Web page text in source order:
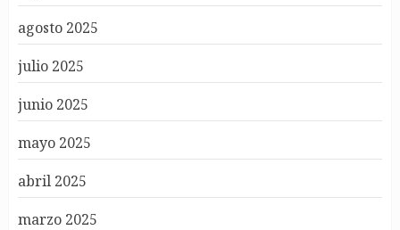
agosto 2025
julio 2025
junio 2025
mayo 2025
abril 2025
marzo 2025